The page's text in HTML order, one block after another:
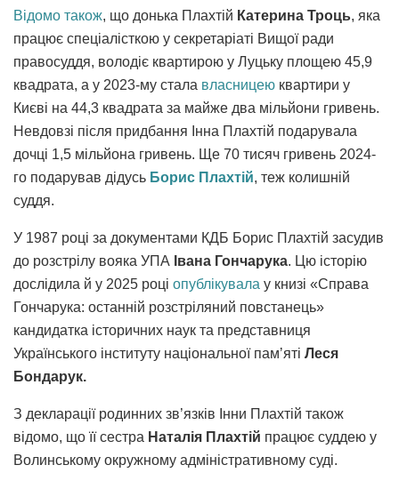
Відомо також, що донька Плахтій Катерина Троць, яка
працює спеціалісткою у секретаріаті Вищої ради
правосуддя, володіє квартирою у Луцьку площею 45,9
квадрата, а у 2023-му стала власницею квартири у
Києві на 44,3 квадрата за майже два мільйони гривень.
Невдовзі після придбання Інна Плахтій подарувала
дочці 1,5 мільйона гривень. Ще 70 тисяч гривень 2024-
го подарував дідусь Борис Плахтій, теж колишній
суддя.
У 1987 році за документами КДБ Борис Плахтій засудив
до розстрілу вояка УПА Івана Гончарука. Цю історію
дослідила й у 2025 році опублікувала у книзі «Справа
Гончарука: останній розстріляний повстанець»
кандидатка історичних наук та представниця
Українського інституту національної памʼяті Леся
Бондарук.
З декларації родинних зв’язків Інни Плахтій також
відомо, що її сестра Наталія Плахтій працює суддею у
Волинському окружному адміністративному суді.